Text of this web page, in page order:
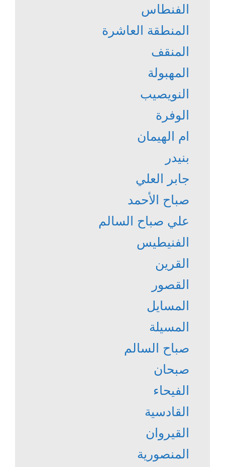
الفنطاس
المنطقة العاشرة
المنقف
المهبولة
النويصيب
الوفرة
ام الهيمان
بنيدر
جابر العلي
صباح الأحمد
علي صباح السالم
الفنيطيس
القرين
القصور
المسايل
المسيلة
صباح السالم
صبحان
الفيحاء
القادسية
القيروان
المنصورية